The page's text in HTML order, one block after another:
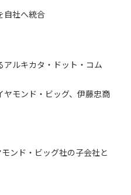
自社へ統合
アルキカタ・ドット・コム
ヤモンド・ビッグ、伊藤忠商
ンド・ビッグ社の子会社と